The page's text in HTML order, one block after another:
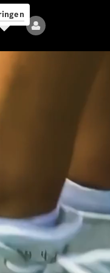
geschlossenen Auges,
Textur zeigt. Während
sich das Auge und
Pupillenloch. Die
Auges sind scharf und
Reflexion in ihrer
Bild, das schwer zu
eine Person fokussiert,
ist. Darauf folgt eine
leicht verschwommen ist
Im Hintergrund ist das
zu sehen.
in weißen
einem Tennisplatz steht
die Szene zu einer
trägt ein schwarzes
ist dunkel, und
Ball schlägt.
der auf dem grünen